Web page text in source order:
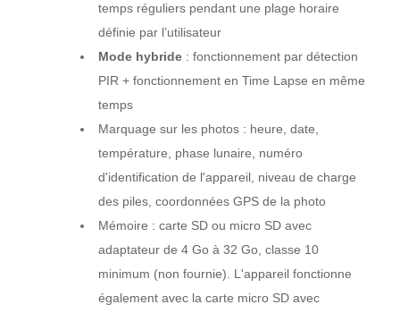
temps réguliers pendant une plage horaire
définie par l’utilisateur
Mode hybride : fonctionnement par détection
PIR + fonctionnement en Time Lapse en même
temps
Marquage sur les photos : heure, date,
température, phase lunaire, numéro
d'identification de l'appareil, niveau de charge
des piles, coordonnées GPS de la photo
Mémoire : carte SD ou micro SD avec
adaptateur de 4 Go à 32 Go, classe 10
minimum (non fournie). L'appareil fonctionne
également avec la carte micro SD avec